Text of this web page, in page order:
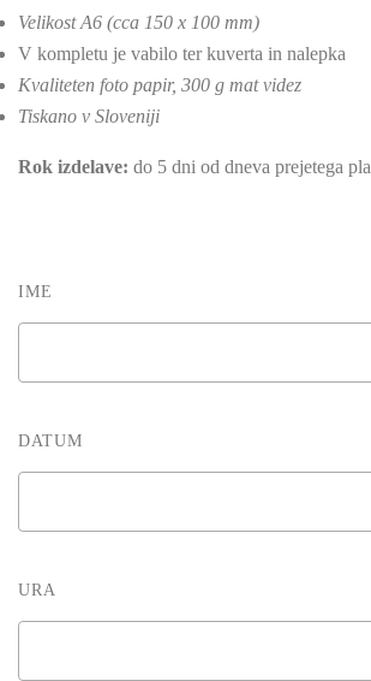
Velikost A6 (cca 150 x 100 mm)
V kompletu je vabilo ter kuverta in nalepka
Kvaliteten foto papir, 300 g mat videz
Tiskano v Sloveniji
Rok izdelave: do 5 dni od dneva prejetega
IME
DATUM
URA